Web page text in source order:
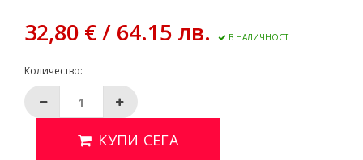
32,80 € / 64.15 лв. В НАЛИЧНОСТ
Количество:
КУПИ СЕГА